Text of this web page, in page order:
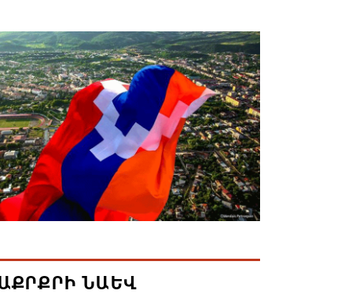
17:52
խմբակցությունը ևս մասնակցելու է
ի աջակցություն Ամենայն
և սրբազանների. Աննա
17:04
Գրիգորյանը վերանշանակվել է
14:21
ՆԱԵՎ